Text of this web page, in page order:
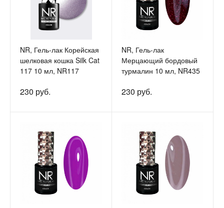
NR, Гель-лак Корейская
шелковая кошка Silk Cat
117 10 мл, NR117
230 руб.
NR, Гель-лак
Мерцающий бордовый
турмалин 10 мл, NR435
230 руб.